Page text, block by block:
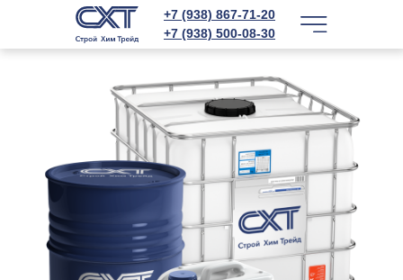
+7 (938) 867-71-20
+7 (938) 500-08-30